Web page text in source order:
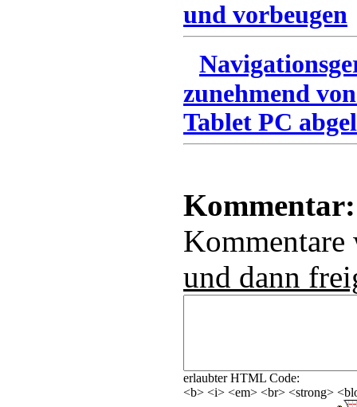
und vorbeugen
zunehmend
Tablet PC
Kommentar:
und dann
erlaubter HTML Code:
<b> <i> <em> <br> <strong>